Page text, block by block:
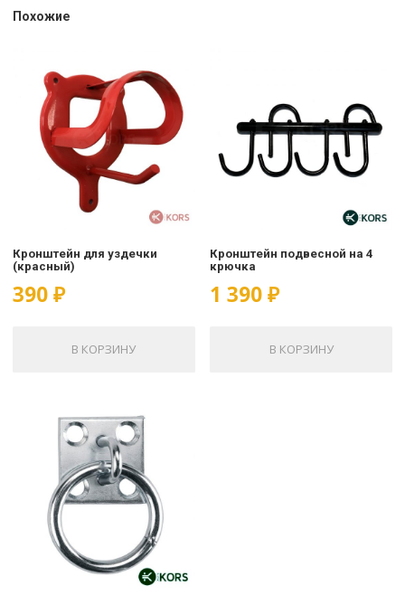
Похожие
Кронштейн для уздечки
(красный)
390₽
В КОРЗИНУ
Кронштейн подвесной на 4
крючка
1 390₽
В КОРЗИНУ